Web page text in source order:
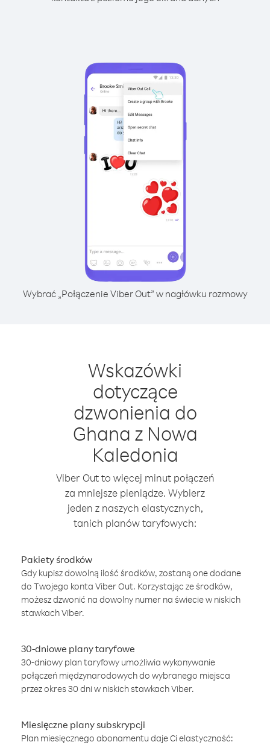
Wybrać „Połączenie Viber Out” w nagłówku rozmowy
Wskazówki
dotyczące
dzwonienia do
Ghana z Nowa
Kaledonia
Viber Out to więcej minut połączeń
za mniejsze pieniądze. Wybierz
jeden z naszych elastycznych,
tanich planów taryfowych:
Pakiety środków
Gdy kupisz dowolną ilość środków, zostaną one dodane
do Twojego konta Viber Out. Korzystając ze środków,
możesz dzwonić na dowolny numer na świecie w niskich
stawkach Viber.
30-dniowe plany taryfowe
30-dniowy plan taryfowy umożliwia wykonywanie
połączeń międzynarodowych do wybranego miejsca
przez okres 30 dni w niskich stawkach Viber.
Miesięczne plany subskrypcji
Plan miesięcznego abonamentu daje Ci elastyczność: